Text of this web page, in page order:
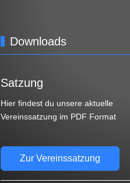
Downloads
Satzung
Hier findest du unsere aktuelle
Vereinssatzung im PDF Format
Zur Vereinssatzung